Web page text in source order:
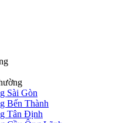
Sài Gòn
Bến Thành
Tân Định